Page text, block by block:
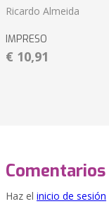
Ricardo Almeida
IMPRESO
€ 10,91
Comentarios
Haz el inicio de sesión